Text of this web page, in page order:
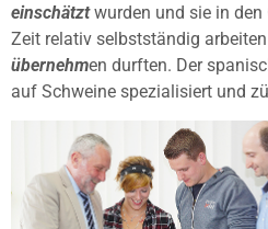
einschätzt wurden und sie in
Zeit relativ selbstständig
übernehmen durften. Der
auf Schweine spezialisiert und